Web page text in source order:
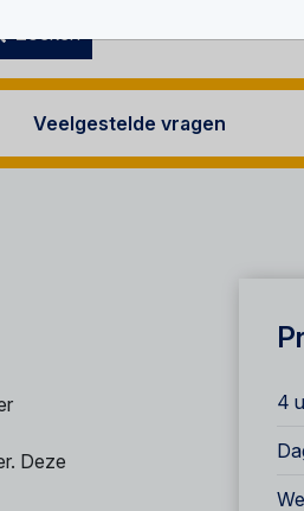
Zoeken
Veelgestelde vragen
Deze
4